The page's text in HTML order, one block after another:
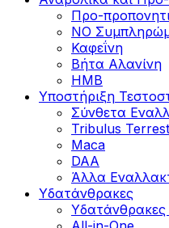
Προ-
ΝΟ
Καφεΐνη
Βήτα Αλανίνη
HMB
Υποστήριξη
Σύνθετα
Tribulus
Maca
DAA
Άλλα
Υδατάνθρακες